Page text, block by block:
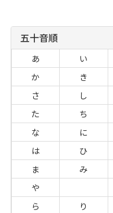
五十音順
あ い
か
き
さ
し
た
ち
な
に
は
ひ
ま
み
や
ら
り